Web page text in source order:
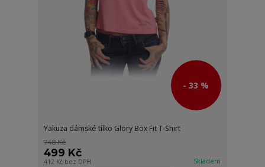
- 33 %
Yakuza dámské tílko Glory Box Fit T-Shirt
748 Kč
499 Kč
412 Kč bez DPH Skladem